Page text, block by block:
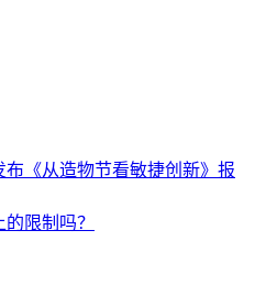
《从造物节看敏捷创新》报
限制吗？